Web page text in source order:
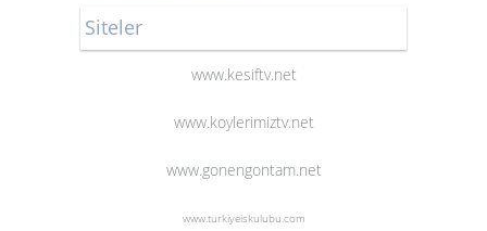
Siteler
www.kesiftv.net
www.koylerimiztv.net
www.gonengontam.net
www.turkiyeiskulubu.com